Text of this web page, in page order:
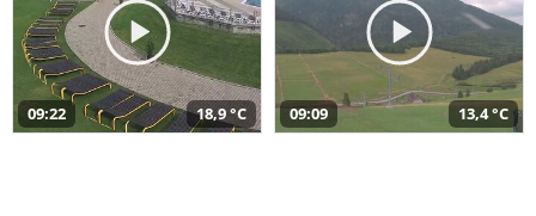
09:22 18,9 °C 09:09 13,4 °C